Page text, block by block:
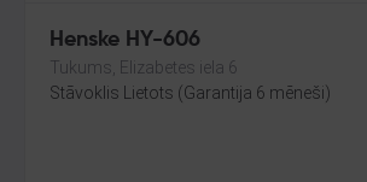
Henske HY-606
Tukums, Elizabetes iela 6
Stāvoklis Lietots (Garantija 6 mēneši)